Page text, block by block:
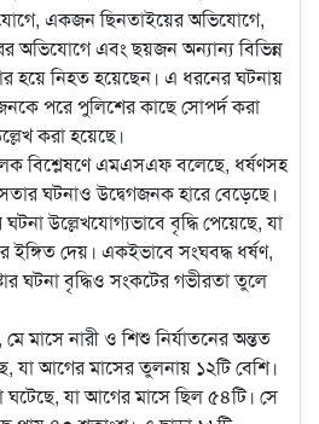
একজন ছিনতাইয়ের অভিযোগে,
অভিযোগে এবং ছয়জন অন্যান্য বিভিন্ন
হয়ে নিহত হয়েছেন। এ ধরনের ঘটনায়
পরে পুলিশের কাছে সোপর্দ করা
করা হয়েছে।
বিশ্লেষণে এমএসএফ বলেছে, ধর্ষণসহ
ঘটনাও উদ্বেগজনক হারে বেড়েছে।
উল্লেখযোগ্যভাবে বৃদ্ধি পেয়েছে, যা
ইঙ্গিত দেয়। একইভাবে সংঘবদ্ধ ধর্ষণ,
ঘটনা বৃদ্ধিও সংকটের গভীরতা তুলে
মাসে নারী ও শিশু নির্যাতনের অন্তত
যা আগের মাসের তুলনায় ১২টি বেশি।
ঘটেছে, যা আগের মাসে ছিল ৫৪টি। সে